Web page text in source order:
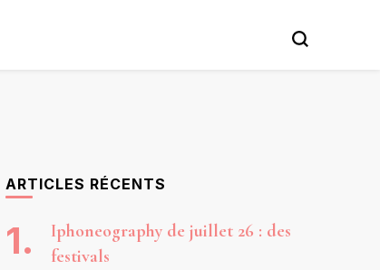
ARTICLES RÉCENTS
Iphoneography de juillet 26 : des
festivals